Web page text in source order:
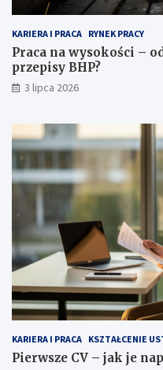
KARIERA I PRACA RYNEK PRACY
Praca na wysokości –
przepisy BHP?
3 lipca 2026
KARIERA I PRACA KSZTAŁCENIE
Pierwsze CV – jak je